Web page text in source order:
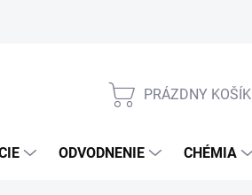
NÁKUPNÝ
PRÁZDNY KOŠÍK
ODVODNENIE CHÉMIA